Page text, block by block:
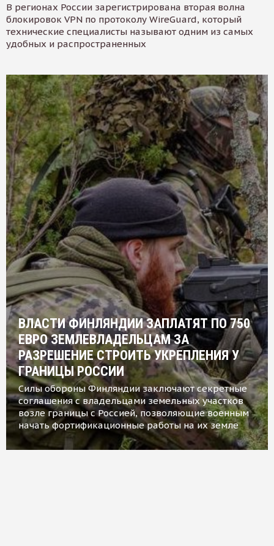
В регионах России зарегистрирована вторая волна
блокировок VPN по протоколу WireGuard, который
технические специалисты называют одним из самых
удобных и распространенных
ВЛАСТИ ФИНЛЯНДИИ ЗАПЛАТЯТ ПО 750
ЕВРО ЗЕМЛЕВЛАДЕЛЬЦАМ ЗА
РАЗРЕШЕНИЕ СТРОИТЬ УКРЕПЛЕНИЯ У
ГРАНИЦЫ РОССИИ
Силы обороны Финляндии заключают секретные
соглашения с владельцами земельных участков
возле границы с Россией, позволяющие военным
начать фортификационные работы на их земле